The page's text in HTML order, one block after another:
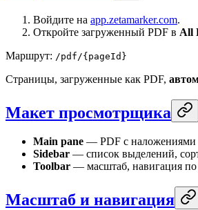
Войдите на app.zetamarker.com.
Откройте загруженный PDF в All
Маршрут: /pdf/{pageId}
Страницы, загруженные как PDF,
Макет просмотрщика
Main pane — PDF с наложениями
Sidebar — список выделений,
Toolbar — масштаб, навигация по
Масштаб и навигация